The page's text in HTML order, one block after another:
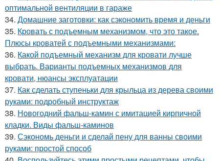
оптимальной вентиляции в гараже
34. Домашние заготовки: как сэкономить время и деньги
35. Кровать с подъемным механизмом, что это такое.
Плюсы кроватей с подъемными механизмами:
36. Какой подъемный механизм для кровати лучше
выбрать. Варианты подъемных механизмов для
кровати, нюансы эксплуатации
37. Как сделать ступеньки для крыльца из дерева своими
руками: подробный инструктаж
38. Новогодний фальш-камин с имитацией кирпичной
кладки. Виды фальш-каминов
39. Сэкономь деньги и сделай пену для ванны своими
руками: простой способ